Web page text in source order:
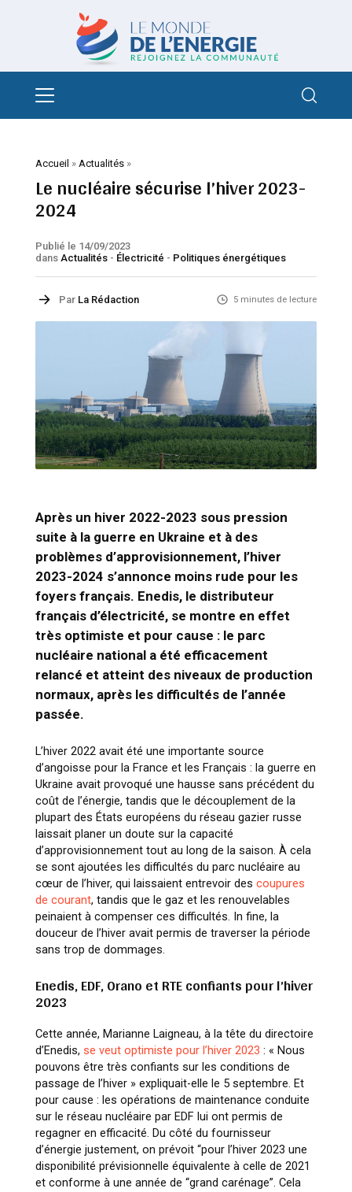
Accueil » Actualités»
Le nucléaire sécurise l’hiver 2023-
2024
Publié le 14/09/2023
dans Actualités- Électricité - Politiques énergétiques
Par La Rédaction 5 minutes de lecture
Après un hiver 2022-2023 sous pression
suite à la guerre en Ukraine et à des
problèmes d’approvisionnement, l’hiver
2023-2024 s’annonce moins rude pour les
foyers français. Enedis, le distributeur
français d’électricité, se montre en effet
très optimiste et pour cause : le parc
nucléaire national a été efficacement
relancé et atteint des niveaux de production
normaux, après les difficultés de l’année
passée.
L’hiver 2022 avait été une importante source
d’angoisse pour la France et les Français : la guerre en
Ukraine avait provoqué une hausse sans précédent du
coût de l’énergie, tandis que le découplement de la
plupart des États européens du réseau gazier russe
laissait planer un doute sur la capacité
d’approvisionnement tout au long de la saison. À cela
se sont ajoutées les difficultés du parc nucléaire au
cœur de l’hiver, qui laissaient entrevoir des coupures
de courant, tandis que le gaz et les renouvelables
peinaient à compenser ces difficultés. In fine, la
douceur de l’hiver avait permis de traverser la période
sans trop de dommages.
Enedis, EDF, Orano et RTE confiants pour l’hiver
2023
Cette année, Marianne Laigneau, à la tête du directoire
d’Enedis, se veut optimiste pour l’hiver 2023 : « Nous
pouvons être très confiants sur les conditions de
passage de l’hiver » expliquait-elle le 5 septembre. Et
pour cause : les opérations de maintenance conduite
sur le réseau nucléaire par EDF lui ont permis de
regagner en efficacité. Du côté du fournisseur
d’énergie justement, on prévoit “pour l’hiver 2023 une
disponibilité prévisionnelle équivalente à celle de 2021
et conforme à une année de “grand carénage”. Cela